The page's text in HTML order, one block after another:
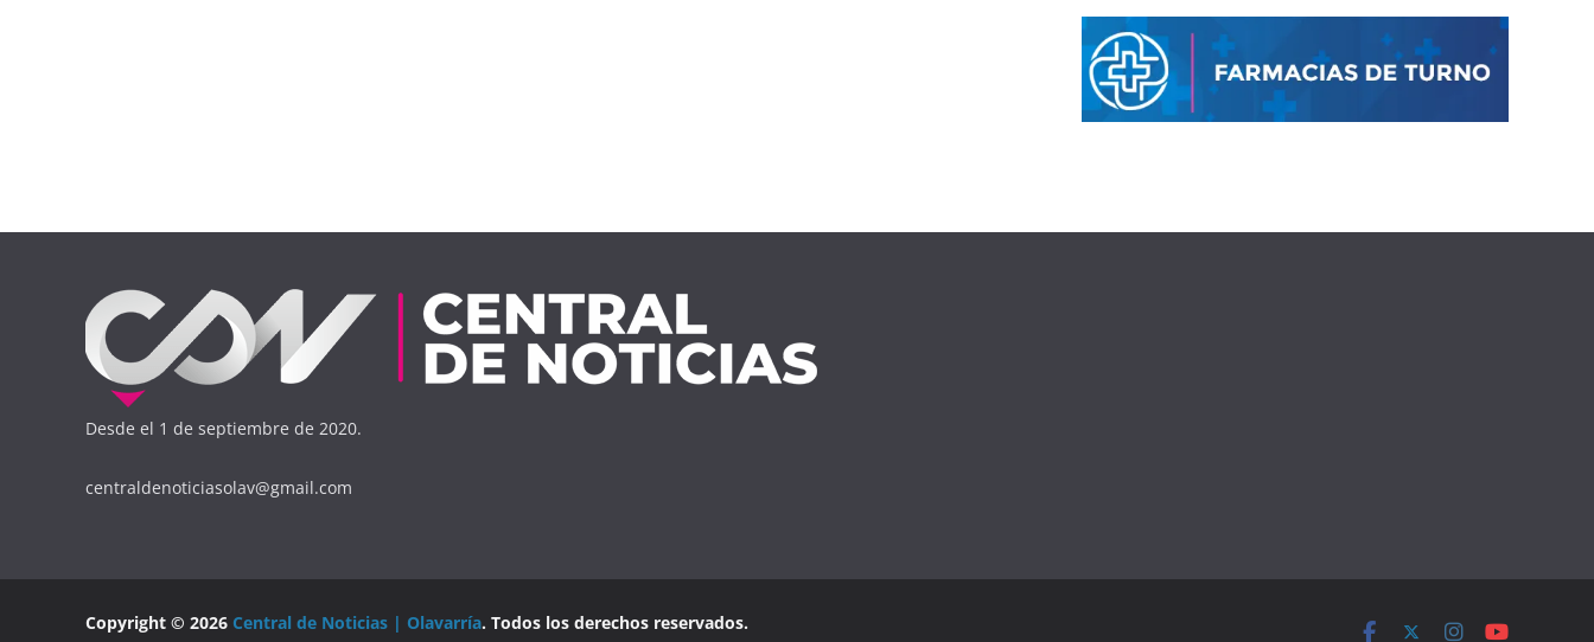
Desde el 1 de septiembre de 2020.
centraldenoticiasolav@gmail.com
Copyright © 2026 Central de Noticias | Olavarría. Todos los derechos reservados.